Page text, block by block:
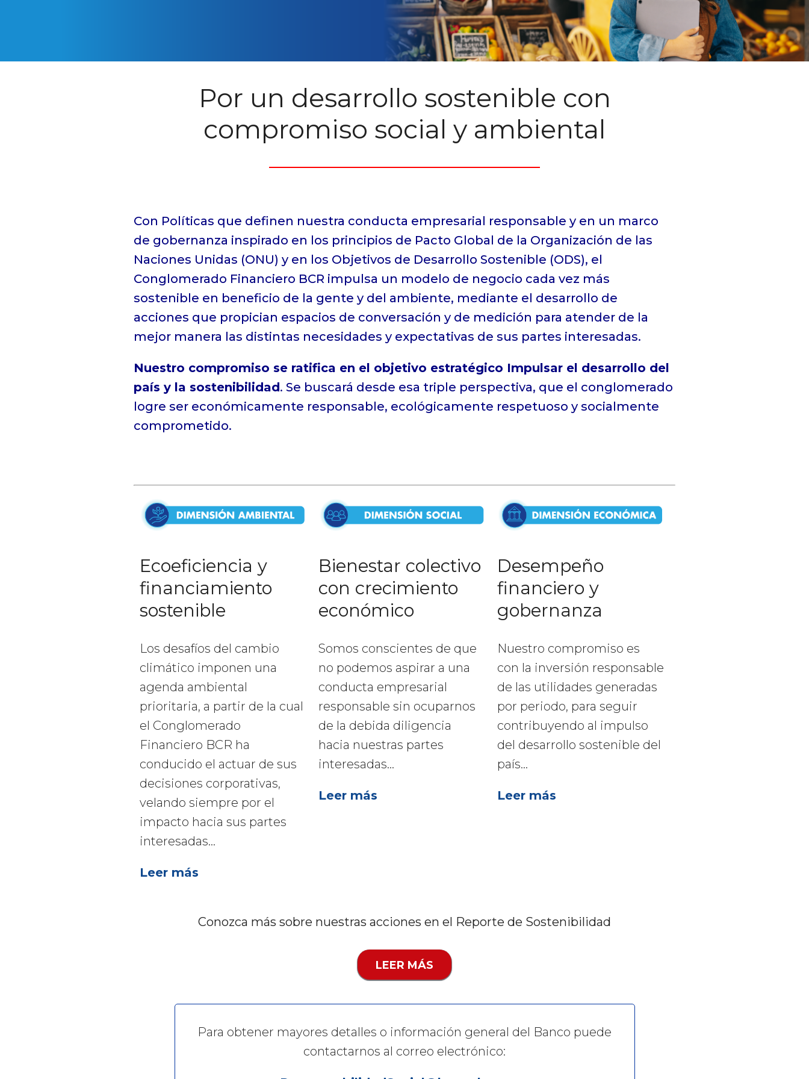
Por un desarrollo sostenible con
compromiso social y ambiental
Con Políticas que definen nuestra conducta empresarial responsable y en un marco
de gobernanza inspirado en los principios de Pacto Global de la Organización de las
Naciones Unidas (ONU) y en los Objetivos de Desarrollo Sostenible (ODS), el
Conglomerado Financiero BCR impulsa un modelo de negocio cada vez más
sostenible en beneficio de la gente y del ambiente, mediante el desarrollo de
acciones que propician espacios de conversación y de medición para atender de la
mejor manera las distintas necesidades y expectativas de sus partes interesadas.
Nuestro compromiso se ratifica en el objetivo estratégico Impulsar el desarrollo del
país y la sostenibilidad. Se buscará desde esa triple perspectiva, que el conglomerado
logre ser económicamente responsable, ecológicamente respetuoso y socialmente
comprometido.
Ecoeficiencia y
financiamiento
sostenible
Los desafíos del cambio
climático imponen una
agenda ambiental
prioritaria, a partir de la cual
el Conglomerado
Financiero BCR ha
conducido el actuar de sus
decisiones corporativas,
velando siempre por el
impacto hacia sus partes
interesadas...
Leer más
Bienestar colectivo
con crecimiento
económico
Somos conscientes de que
no podemos aspirar a una
conducta empresarial
responsable sin ocuparnos
de la debida diligencia
hacia nuestras partes
interesadas...
Leer más
Desempeño
financiero y
gobernanza
Nuestro compromiso es
con la inversión responsable
de las utilidades generadas
por periodo, para seguir
contribuyendo al impulso
del desarrollo sostenible del
país...
Leer más
Conozca más sobre nuestras acciones en el Reporte de Sostenibilidad
LEER MÁS
Para obtener mayores detalles o información general del Banco puede
contactarnos al correo electrónico: